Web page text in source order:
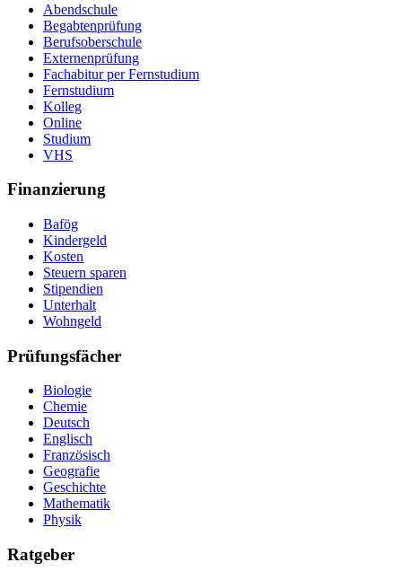
Abendschule
Begabtenprüfung
Berufsoberschule
Externenprüfung
Fachabitur per Fernstudium
Fernstudium
Kolleg
Online
Studium
VHS
Finanzierung
Bafög
Kindergeld
Kosten
Steuern sparen
Stipendien
Unterhalt
Wohngeld
Prüfungsfächer
Biologie
Chemie
Deutsch
Englisch
Französisch
Geografie
Geschichte
Mathematik
Physik
Ratgeber